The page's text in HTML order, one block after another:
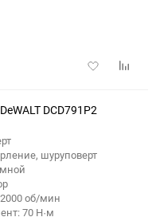
Добавить
DCD791P2
шуруповерт
об/мин
70 Н·м